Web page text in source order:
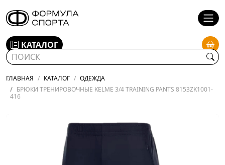
КАТАЛОГ
ГЛАВНАЯ КАТАЛОГ
ОДЕЖДА
БРЮКИ ТРЕНИРОВОЧНЫЕ KELME 3/4 TRAINING PANTS 8153ZK1001-
416